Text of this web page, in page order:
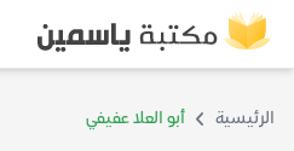
الرئيسية أبو العلا عفيفي